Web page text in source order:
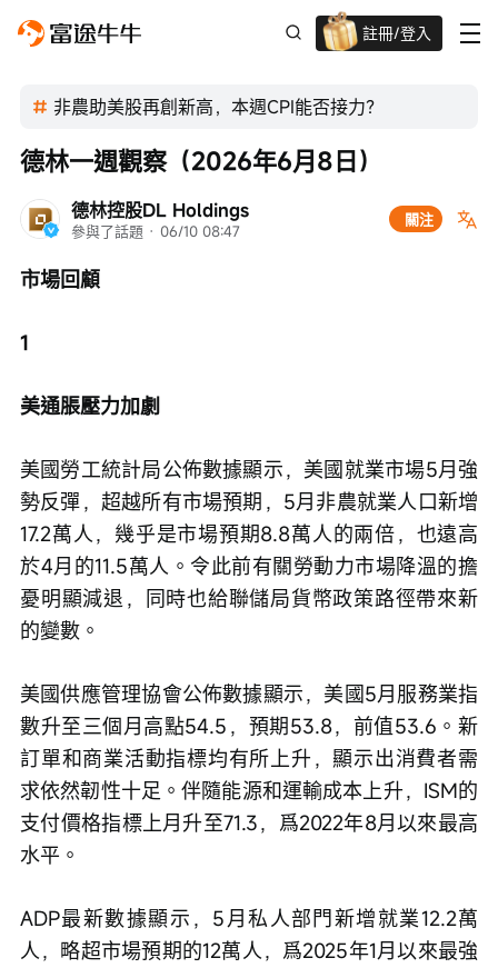
註冊/登入
迎新驚喜賞 股票/BTC等任你揀!
非農助美股再創新高，本週CPI能否接力？
德林控股DL Holdings
參與了話題 · 06/10 08:47
關注
德林一週觀察（2026年6月8日）
市場回顧
1
美通脹壓力加劇
美國勞工統計局公佈數據顯示，美國就業市場5月強
勢反彈，超越所有市場預期，5月非農就業人口新增
17.2萬人，幾乎是市場預期8.8萬人的兩倍，也遠高
於4月的11.5萬人。令此前有關勞動力市場降溫的擔
憂明顯減退，同時也給聯儲局貨幣政策路徑帶來新
的變數。
美國供應管理協會公佈數據顯示，美國5月服務業指
數升至三個月高點54.5，預期53.8，前值53.6。新
訂單和商業活動指標均有所上升，顯示出消費者需
求依然韌性十足。伴隨能源和運輸成本上升，ISM的
支付價格指標上月升至71.3，爲2022年8月以來最高
水平。
ADP最新數據顯示，5月私人部門新增就業12.2萬
人，略超市場預期的12萬人，爲2025年1月以來最強